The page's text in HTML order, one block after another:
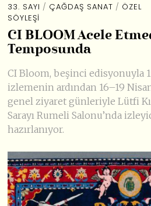
33. SAYI / ÇAĞDAŞ SANAT / ÖZEL
SÖYLEŞI
CI BLOOM Acele
Temposunda
CI Bloom, beşinci edisyonuyla
izlemenin ardından 16–19
genel ziyaret günleriyle Lütfi
Sarayı Rumeli Salonu’nda
hazırlanıyor.